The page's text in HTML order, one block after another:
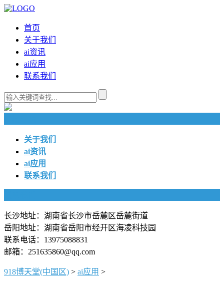
首页
关于我们
ai资讯
ai应用
联系我们
关于我们
ai资讯
ai应用
联系我们
长沙地址：湖南省长沙市岳麓区岳麓街道
岳阳地址：湖南省岳阳市经开区海凌科技园
联系电话：13975088831
邮箱：251635860@qq.com
918博天堂(中国区) > ai应用 >